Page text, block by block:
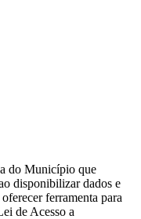
do Município que
disponibilizar dados e
ferramenta para
de Acesso a